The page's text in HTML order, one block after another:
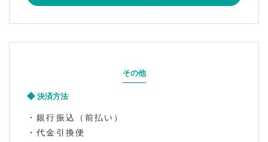
その他
決済方法
・銀行振込（前払い）
・代金引換便